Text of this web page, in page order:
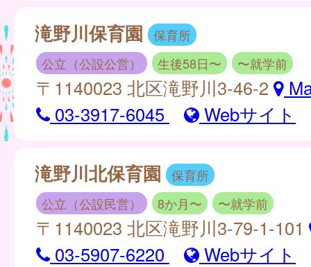
滝野川保育園
保育所
公立（公設公営）
生後58日〜 〜就学前
〒1140023 北区滝野川3-46-2
03-3917-6045
Webサイト
滝野川北保育園
保育所
公立（公設民営）
8か月〜 〜就学前
〒1140023 北区滝野川3-79-1-101
03-5907-6220
Webサイト